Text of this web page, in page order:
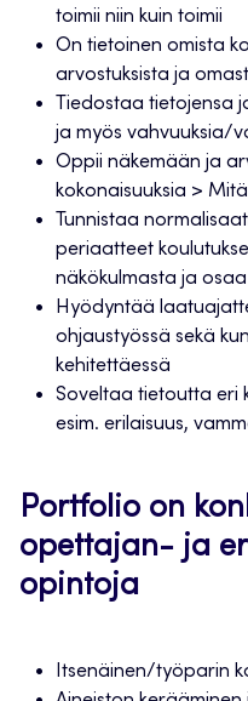
toimii niin kuin toimii
On tietoinen omista
arvostuksista ja
Tiedostaa tietojensa
ja myös vahvuuksia/
Oppii näkemään ja
kokonaisuuksia >
Tunnistaa
periaatteet
näkökulmasta ja
Hyödyntää
ohjaustyössä sekä
kehitettäessä
Soveltaa tietoutta eri
esim. erilaisuus,
Portfolio on
opettajan- ja
opintoja
Itsenäinen/työparin